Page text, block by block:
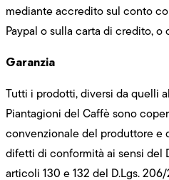
mediante accredito sul conto
Paypal o sulla carta di credito, o
Garanzia
Tutti i prodotti, diversi da quelli
Piantagioni del Caffè sono
convenzionale del produttore e
difetti di conformità ai sensi del
articoli 130 e 132 del D.Lgs.